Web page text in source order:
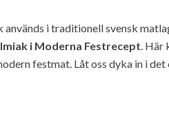
används i traditionell svensk
i Moderna Festrecept. Här
festmat. Låt oss dyka in i det